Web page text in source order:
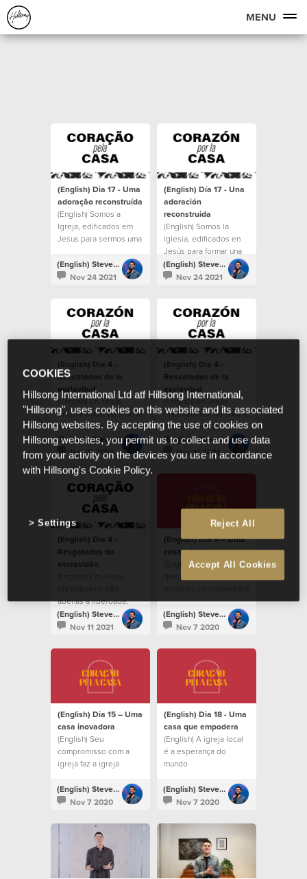
MENU
(English) Dia 17 - Uma
adoração reconstruída
(English) Somos a
Igreja, edificados em
Jesus para sermos uma
(English) Steven Richards
Nov 24 2021
(English) Día 17 - Una
adoración
reconstruida
(English) Somos la
iglesia, edificados en
Jesús para formar una
casa para todos.(English) Steven Richards
Nov 24 2021
(English) Día 4 -
Rescatados de la
esclavitud
(English) En Jesús
encontramos, no solo la
libertad, sino la
capacidad de reflejar a
Dios en la tierra.
(English) Steven Richards
Nov 11 2021
(English) Día 4 -
Rescatados de la
esclavitud
(English) En Jesús
encontramos, no solo la
libertad, sino la
capacidad de reflejar a
Dios en la tierra.
(English) Steven Richards
Nov 11 2021
(English) Dia 4 -
Resgatados da
escravidão
apenas a liberdade,
mas a capacidade de
refletir Deus na Terra.
(English) Steven Richards
Nov 11 2021
(English) Dia 9 – Uma
casa criativa
(English) Qualquer um
uma pessoa criativa.
(English) Steven Richards
Nov 7 2020
(English) Dia 15 – Uma
casa inovadora
(English) Seu
compromisso com a
igreja faz a igreja
(English) Steven Richards
Nov 7 2020
(English) Dia 18 - Uma
casa que empodera
(English) A igreja local
é a esperança do
mundo
(English) Steven Richards
Nov 7 2020
COOKIES
Hillsong International Ltd atf Hillsong International,
"Hillsong", uses cookies on this website and its associated
Hillsong websites. By accepting the use of cookies on
Hillsong websites, you permit us to collect and use data
from your activity on the devices you use in accordance
with Hillsong's Cookie Policy.
Reject All
Accept All Cookies
Settings